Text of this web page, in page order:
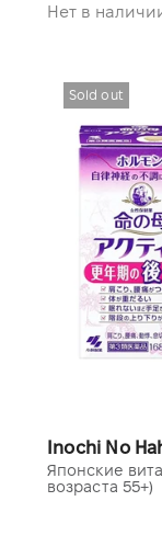
Нет в
Sold out
Inochi No
Японские
возраста 55+)